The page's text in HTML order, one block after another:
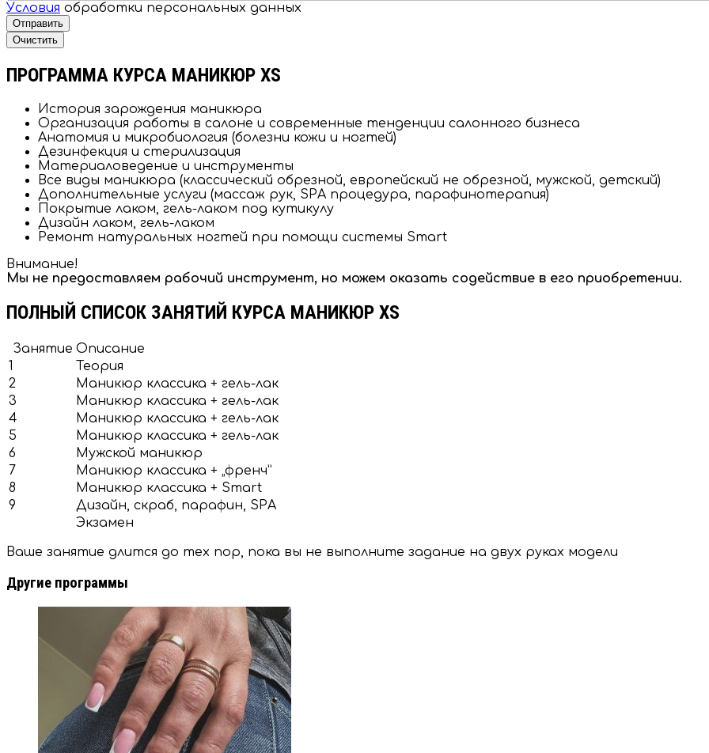
Условия обработки персональных данных
Отправить
Очистить
ПРОГРАММА КУРСА МАНИКЮР XS
История зарождения маникюра
Организация работы в салоне и современные тенденции салонного бизнеса
Анатомия и микробиология (болезни кожи и ногтей)
Дезинфекция и стерилизация
Материаловедение и инструменты
Все виды маникюра (классический обрезной, европейский не обрезной, мужской, детский)
Дополнительные услуги (массаж рук, SPA процедура, парафинотерапия)
Покрытие лаком, гель-лаком под кутикулу
Дизайн лаком, гель-лаком
Ремонт натуральных ногтей при помощи системы Smart
Внимание!
Мы не предоставляем рабочий инструмент, но можем оказать содействие в его приобретении.
ПОЛНЫЙ СПИСОК ЗАНЯТИЙ КУРСА МАНИКЮР XS
Занятие Описание
1
Теория
2
Маникюр классика + гель-лак
3
Маникюр классика + гель-лак
4
Маникюр классика + гель-лак
5
Маникюр классика + гель-лак
6
Мужской маникюр
7
Маникюр классика + „френч”
8
Маникюр классика + Smart
9
Дизайн, скраб, парафин, SPA
Экзамен
Ваше занятие длится до тех пор, пока вы не выполните задание на двух руках модели
Другие программы